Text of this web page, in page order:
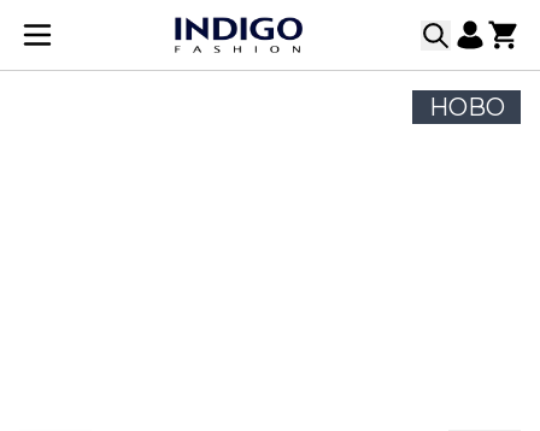
Прескачане към съдържанието
НОВО